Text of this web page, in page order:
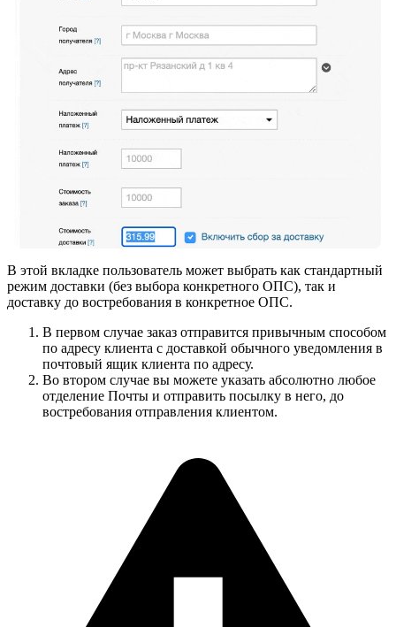
В этой вкладке пользователь может выбрать как стандартный
режим доставки (без выбора конкретного ОПС), так и
доставку до востребования в конкретное ОПС.
В первом случае заказ отправится привычным способом
по адресу клиента с доставкой обычного уведомления в
почтовый ящик клиента по адресу.
Во втором случае вы можете указать абсолютно любое
отделение Почты и отправить посылку в него, до
востребования отправления клиентом.